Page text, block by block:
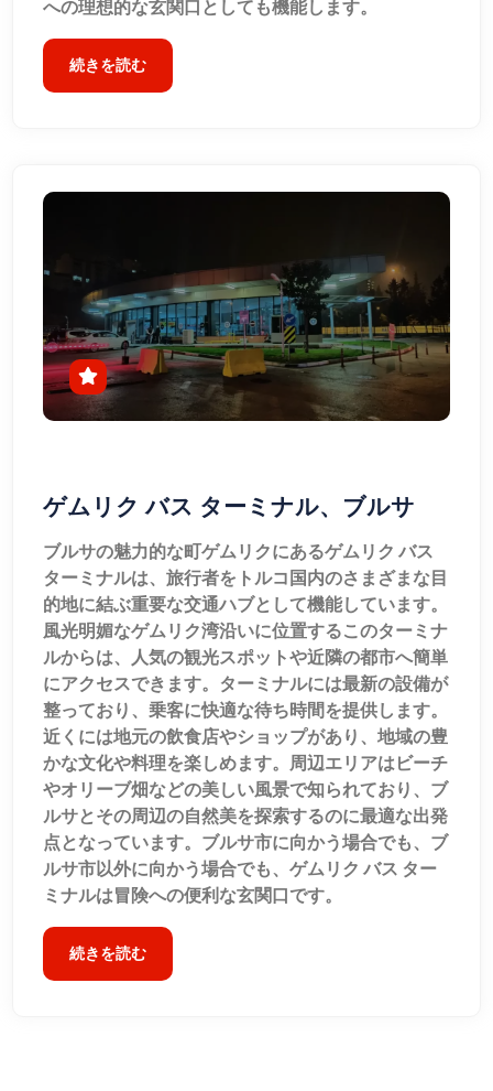
への理想的な玄関口としても機能します。
続きを読む
ゲムリク バス ターミナル、ブルサ
ブルサの魅力的な町ゲムリクにあるゲムリク バス
ターミナルは、旅行者をトルコ国内のさまざまな目
的地に結ぶ重要な交通ハブとして機能しています。
風光明媚なゲムリク湾沿いに位置するこのターミナ
ルからは、人気の観光スポットや近隣の都市へ簡単
にアクセスできます。ターミナルには最新の設備が
整っており、乗客に快適な待ち時間を提供します。
近くには地元の飲食店やショップがあり、地域の豊
かな文化や料理を楽しめます。周辺エリアはビーチ
やオリーブ畑などの美しい風景で知られており、ブ
ルサとその周辺の自然美を探索するのに最適な出発
点となっています。ブルサ市に向かう場合でも、ブ
ルサ市以外に向かう場合でも、ゲムリク バス ター
ミナルは冒険への便利な玄関口です。
続きを読む